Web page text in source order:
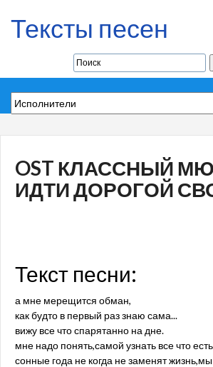
Тексты песен
OST КЛАССНЫЙ
ИДТИ ДОРОГОЙ
Текст песни:
а мне мерещится обман,
как будто в первый раз знаю сама...
вижу все что спарятанно на дне.
мне надо понять,самой узнать все что
сонные года не когда не заменят жизнь,мы